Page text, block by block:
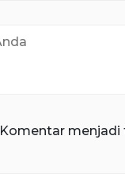
Komentar menjadi